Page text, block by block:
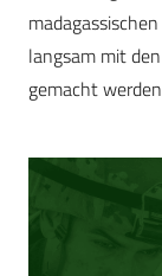
langsam mit
gemacht